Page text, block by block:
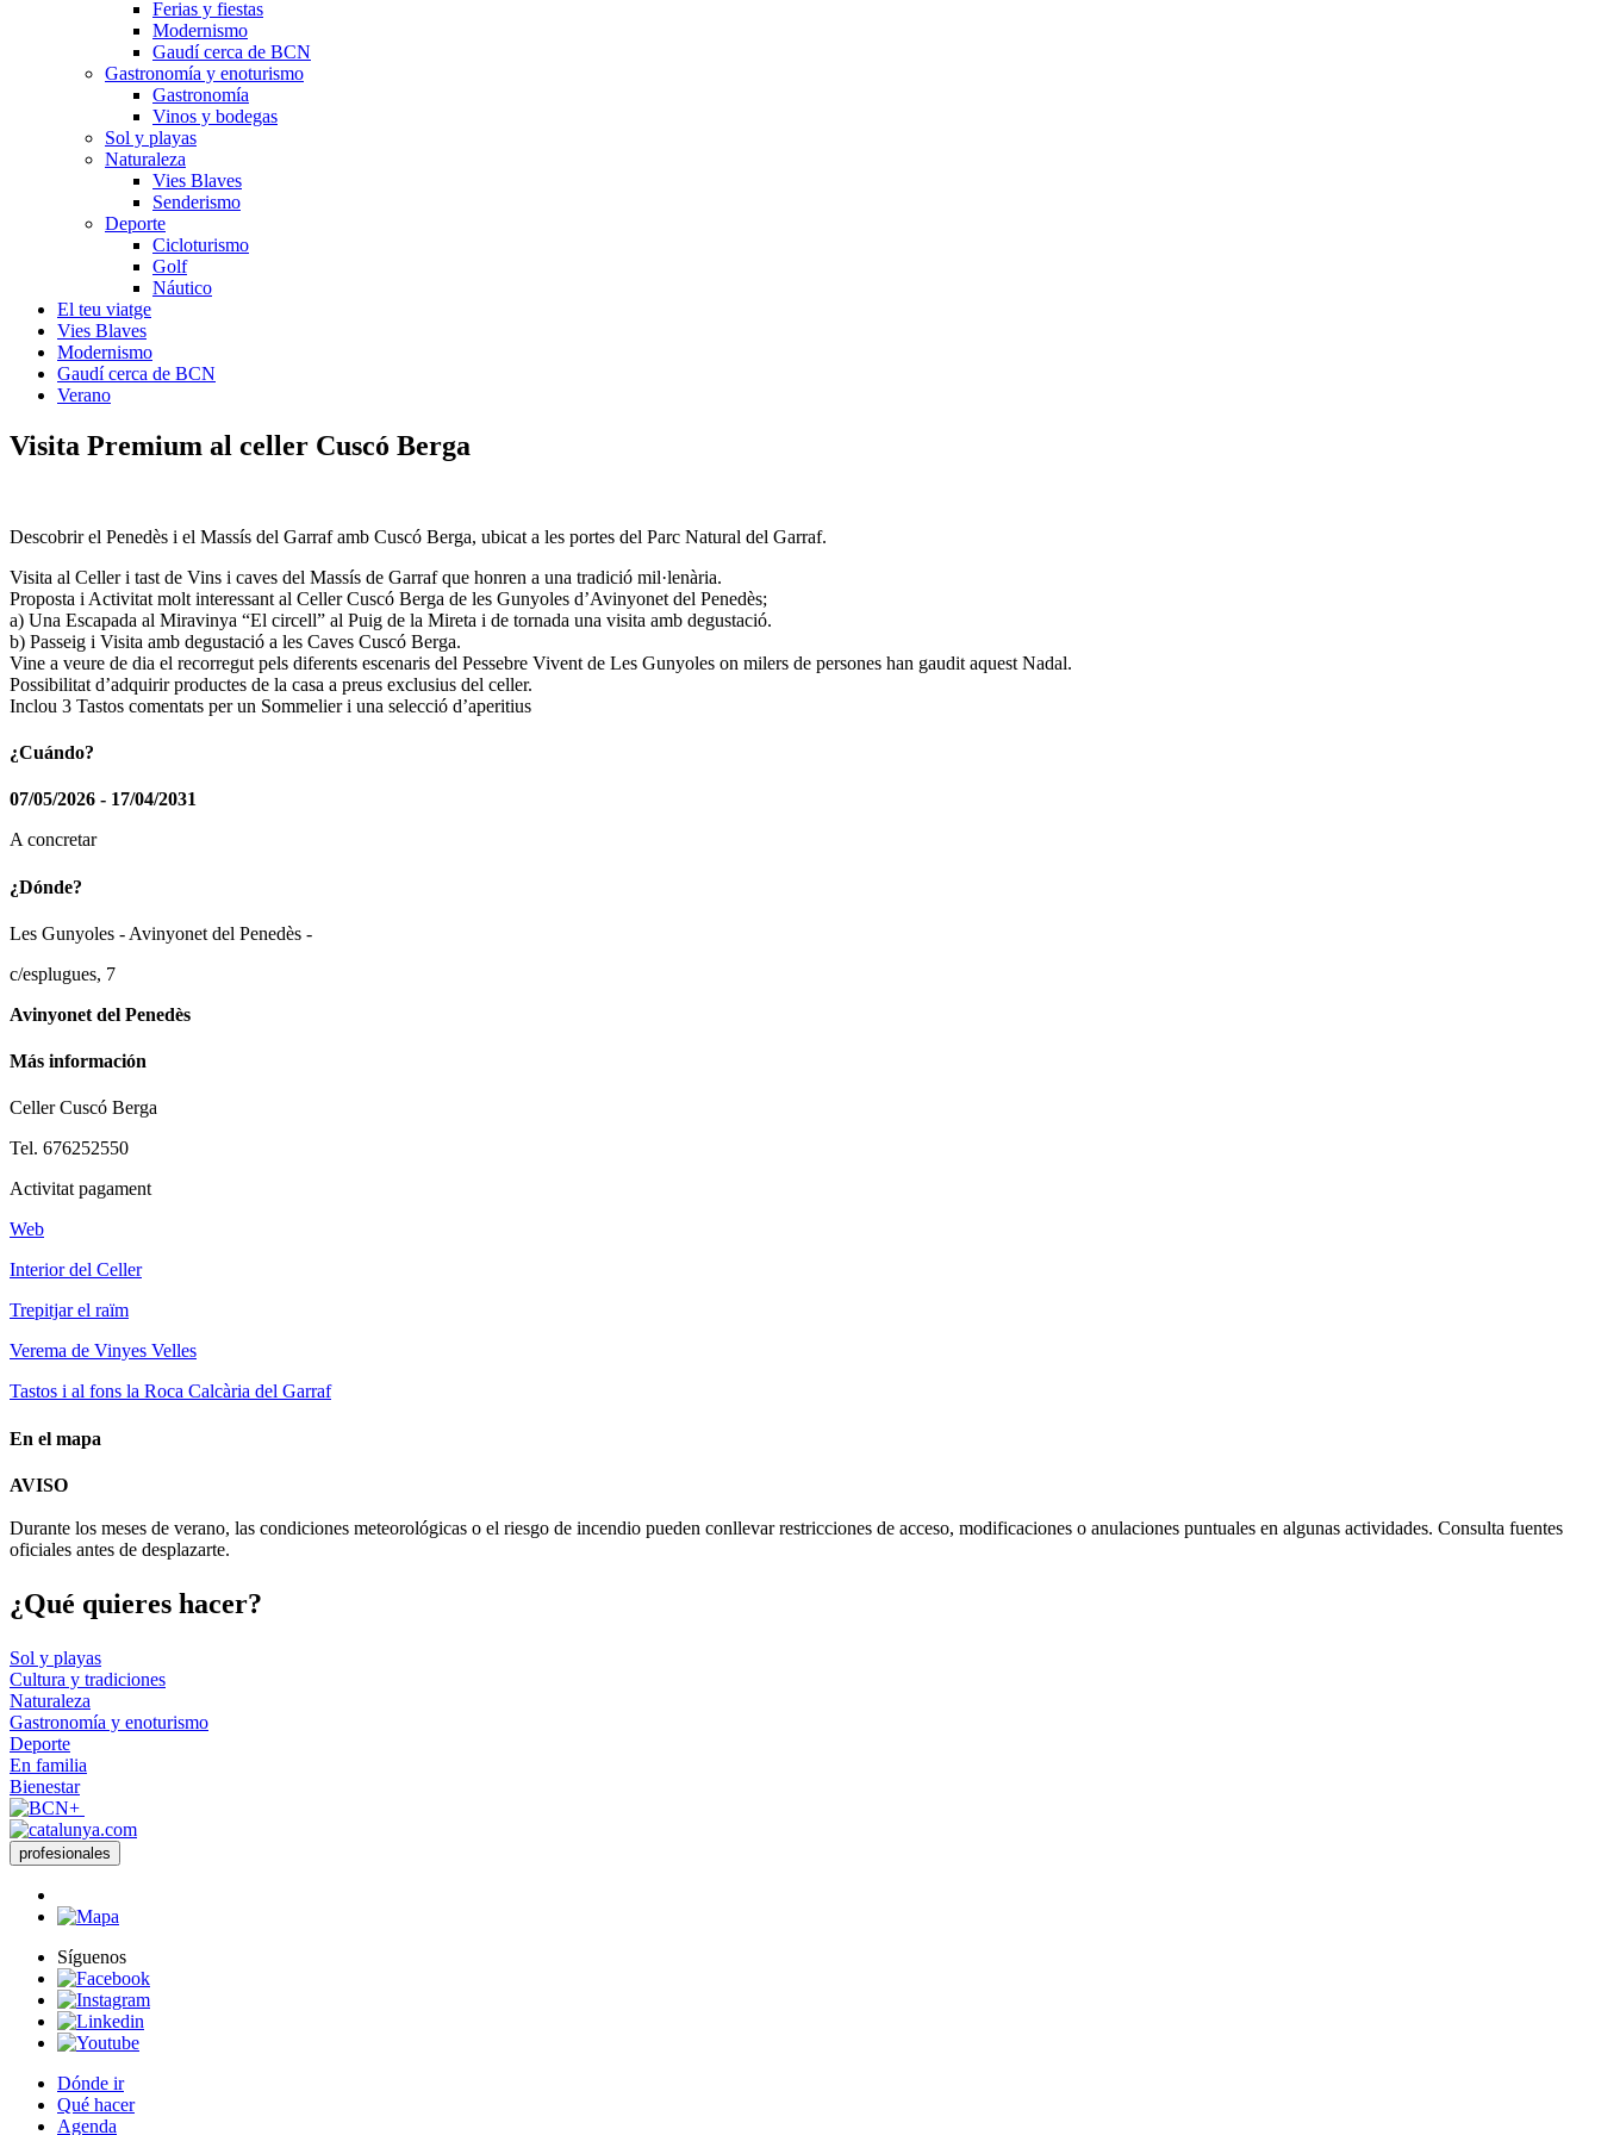
Ferias y fiestas
Modernismo
Gaudí cerca de BCN
Gastronomía y enoturismo
Gastronomía
Vinos y bodegas
Sol y playas
Naturaleza
Vies Blaves
Senderismo
Deporte
Cicloturismo
Golf
Náutico
El teu viatge
Vies Blaves
Modernismo
Gaudí cerca de BCN
Verano
Visita Premium al celler Cuscó Berga
Descobrir el Penedès i el Massís del Garraf amb Cuscó Berga, ubicat a les portes del Parc Natural del Garraf.
Visita al Celler i tast de Vins i caves del Massís de Garraf que honren a una tradició mil·lenària.
Proposta i Activitat molt interessant al Celler Cuscó Berga de les Gunyoles d’Avinyonet del Penedès;
a) Una Escapada al Miravinya “El circell” al Puig de la Mireta i de tornada una visita amb degustació.
b) Passeig i Visita amb degustació a les Caves Cuscó Berga.
Vine a veure de dia el recorregut pels diferents escenaris del Pessebre Vivent de Les Gunyoles on milers de persones han gaudit aquest Nadal.
Possibilitat d’adquirir productes de la casa a preus exclusius del celler.
Inclou 3 Tastos comentats per un Sommelier i una selecció d’aperitius
¿Cuándo?
07/05/2026 - 17/04/2031
A concretar
¿Dónde?
Les Gunyoles - Avinyonet del Penedès -
c/esplugues, 7
Avinyonet del Penedès
Más información
Celler Cuscó Berga
Tel. 676252550
Activitat pagament
Web
Interior del Celler
Trepitjar el raïm
Verema de Vinyes Velles
Tastos i al fons la Roca Calcària del Garraf
En el mapa
−
AVISO
Durante los meses de verano, las condiciones meteorológicas o el riesgo de incendio pueden conllevar restricciones de acceso, modificaciones o anulaciones puntuales en algunas actividades. Consulta fuentes
oficiales antes de desplazarte.
¿Qué quieres hacer?
Sol y playas
Cultura y tradiciones
Naturaleza
Gastronomía y enoturismo
Deporte
En familia
Bienestar
profesionales
Síguenos
Dónde ir
Qué hacer
Agenda